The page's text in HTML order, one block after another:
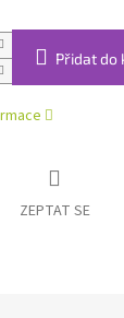
Přidat do
ZEPTAT SE